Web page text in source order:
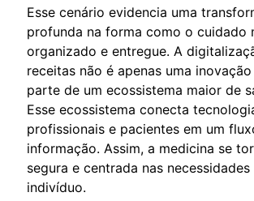
Esse cenário evidencia uma
profunda na forma como o cuidado
organizado e entregue. A
receitas não é apenas uma
parte de um ecossistema maior de
Esse ecossistema conecta
profissionais e pacientes em um
informação. Assim, a medicina se
segura e centrada nas
indivíduo.